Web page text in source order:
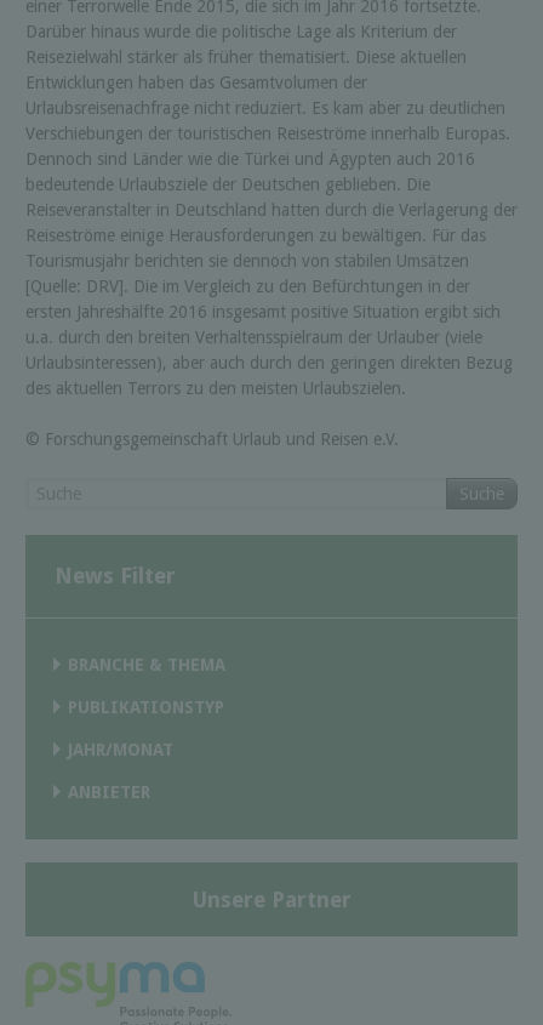
einer Terrorwelle Ende 2015, die sich im Jahr 2016 fortsetzte.
Darüber hinaus wurde die politische Lage als Kriterium der
Reisezielwahl stärker als früher thematisiert. Diese aktuellen
Entwicklungen haben das Gesamtvolumen der
Urlaubsreisenachfrage nicht reduziert. Es kam aber zu deutlichen
Verschiebungen der touristischen Reiseströme innerhalb Europas.
Dennoch sind Länder wie die Türkei und Ägypten auch 2016
bedeutende Urlaubsziele der Deutschen geblieben. Die
Reiseveranstalter in Deutschland hatten durch die Verlagerung der
Reiseströme einige Herausforderungen zu bewältigen. Für das
Tourismusjahr berichten sie dennoch von stabilen Umsätzen
[Quelle: DRV]. Die im Vergleich zu den Befürchtungen in der
ersten Jahreshälfte 2016 insgesamt positive Situation ergibt sich
u.a. durch den breiten Verhaltensspielraum der Urlauber (viele
Urlaubsinteressen), aber auch durch den geringen direkten Bezug
des aktuellen Terrors zu den meisten Urlaubszielen.
© Forschungsgemeinschaft Urlaub und Reisen e.V.
Suche
News Filter
BRANCHE & THEMA
PUBLIKATIONSTYP
JAHR/MONAT
ANBIETER
Unsere Partner